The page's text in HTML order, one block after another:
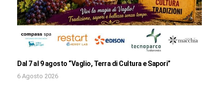
Dal 7 al 9 agosto “Vaglio, Terra di Cultura e Sapori”
6 Agosto 2026